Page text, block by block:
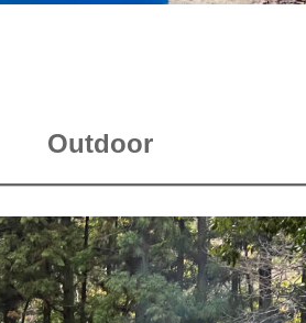
Outdoor